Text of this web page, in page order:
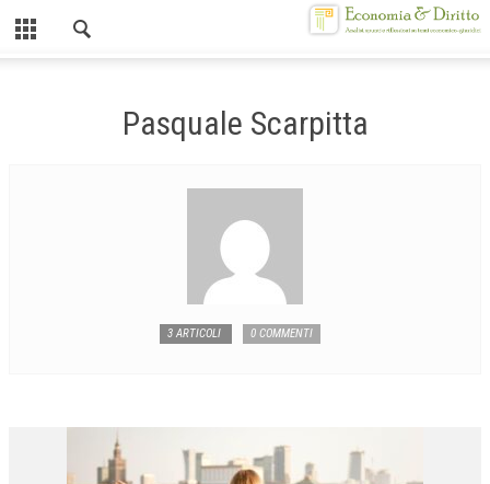
DIREZIONE SCIENTIFICA
ALTA FORMAZIONE
Pasquale Scarpitta
3 ARTICOLI 0 COMMENTI